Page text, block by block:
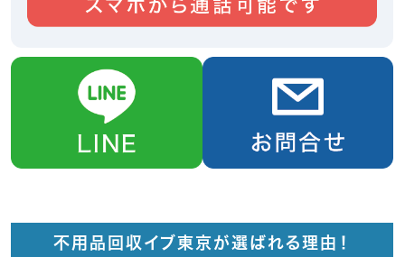
不用品回収イブ東京が選ばれる理由！